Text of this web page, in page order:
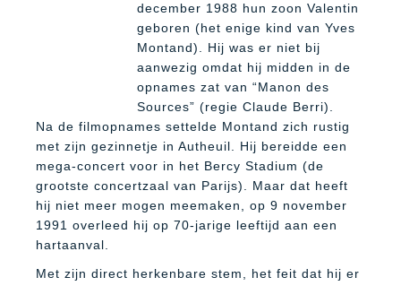
december 1988 hun zoon Valentin
geboren (het enige kind van Yves
Montand). Hij was er niet bij
aanwezig omdat hij midden in de
opnames zat van “Manon des
Sources” (regie Claude Berri).
Na de filmopnames settelde Montand zich rustig
met zijn gezinnetje in Autheuil. Hij bereidde een
mega-concert voor in het Bercy Stadium (de
grootste concertzaal van Parijs). Maar dat heeft
hij niet meer mogen meemaken, op 9 november
1991 overleed hij op 70-jarige leeftijd aan een
hartaanval.
Met zijn direct herkenbare stem, het feit dat hij er